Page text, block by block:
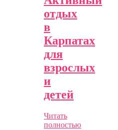
отдых
в
Карпатах
для
взрослых
и
детей
Читать
полностью